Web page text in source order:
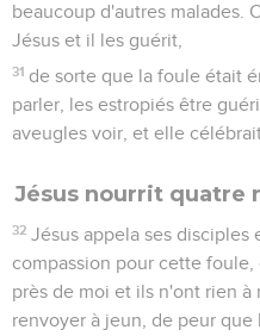
beaucoup d'autres malades.
Jésus et il les guérit,
31 de sorte que la foule était
parler, les estropiés être
aveugles voir, et elle
Jésus nourrit quatre
32 Jésus appela ses disciples
compassion pour cette
près de moi et ils n'ont rien à
renvoyer à jeun, de peur